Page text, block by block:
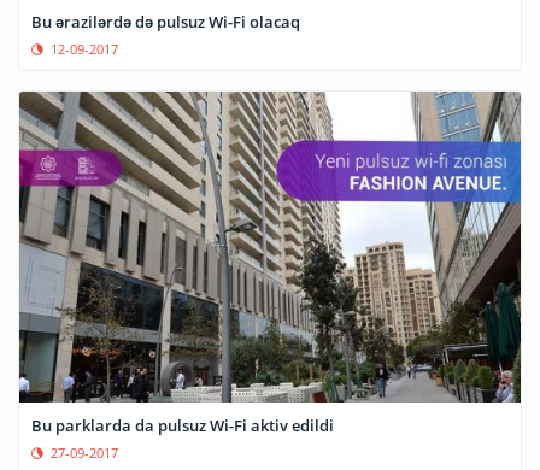
Bu ərazilərdə də pulsuz Wi-Fi olacaq
12-09-2017
Bu parklarda da pulsuz Wi-Fi aktiv edildi
27-09-2017